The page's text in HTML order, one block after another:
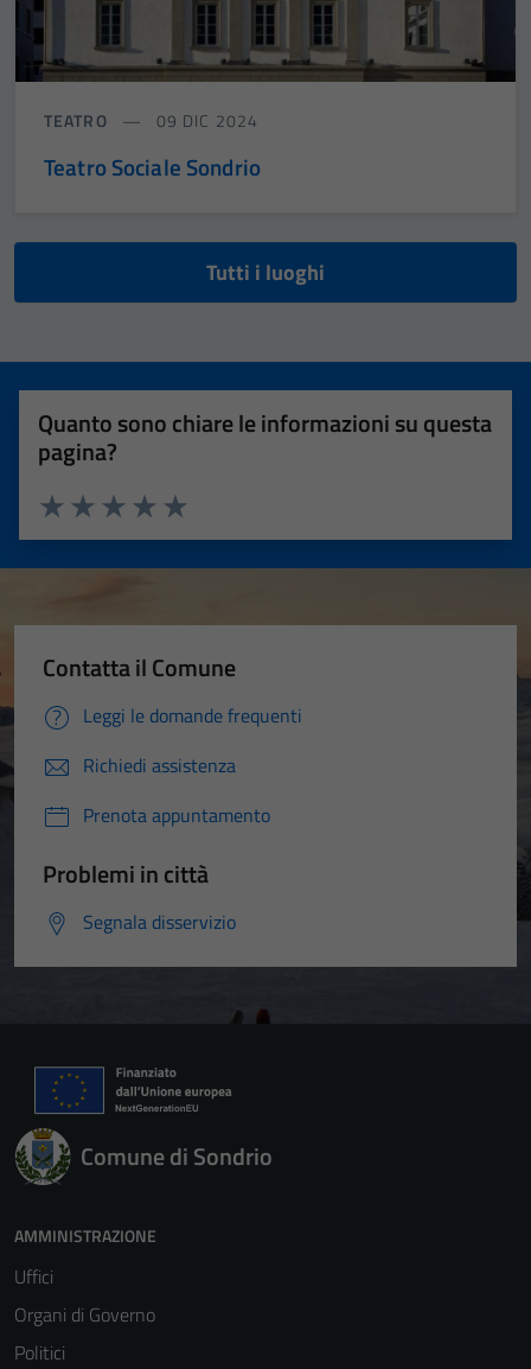
TEATRO 09 DIC 2024
Teatro Sociale Sondrio
Tutti i luoghi
Quanto sono chiare le informazioni su questa
pagina?
Valuta 5 stelle su 5
Valuta 4 stelle su 5
Valuta 3 stelle su 5
Valuta 2 stelle su 5
Valuta 1 stelle su 5
Contatta il Comune
Leggi le domande frequenti
Richiedi assistenza
Prenota appuntamento
Problemi in città
Segnala disservizio
Comune di Sondrio
AMMINISTRAZIONE
Uffici
Organi di Governo
Politici